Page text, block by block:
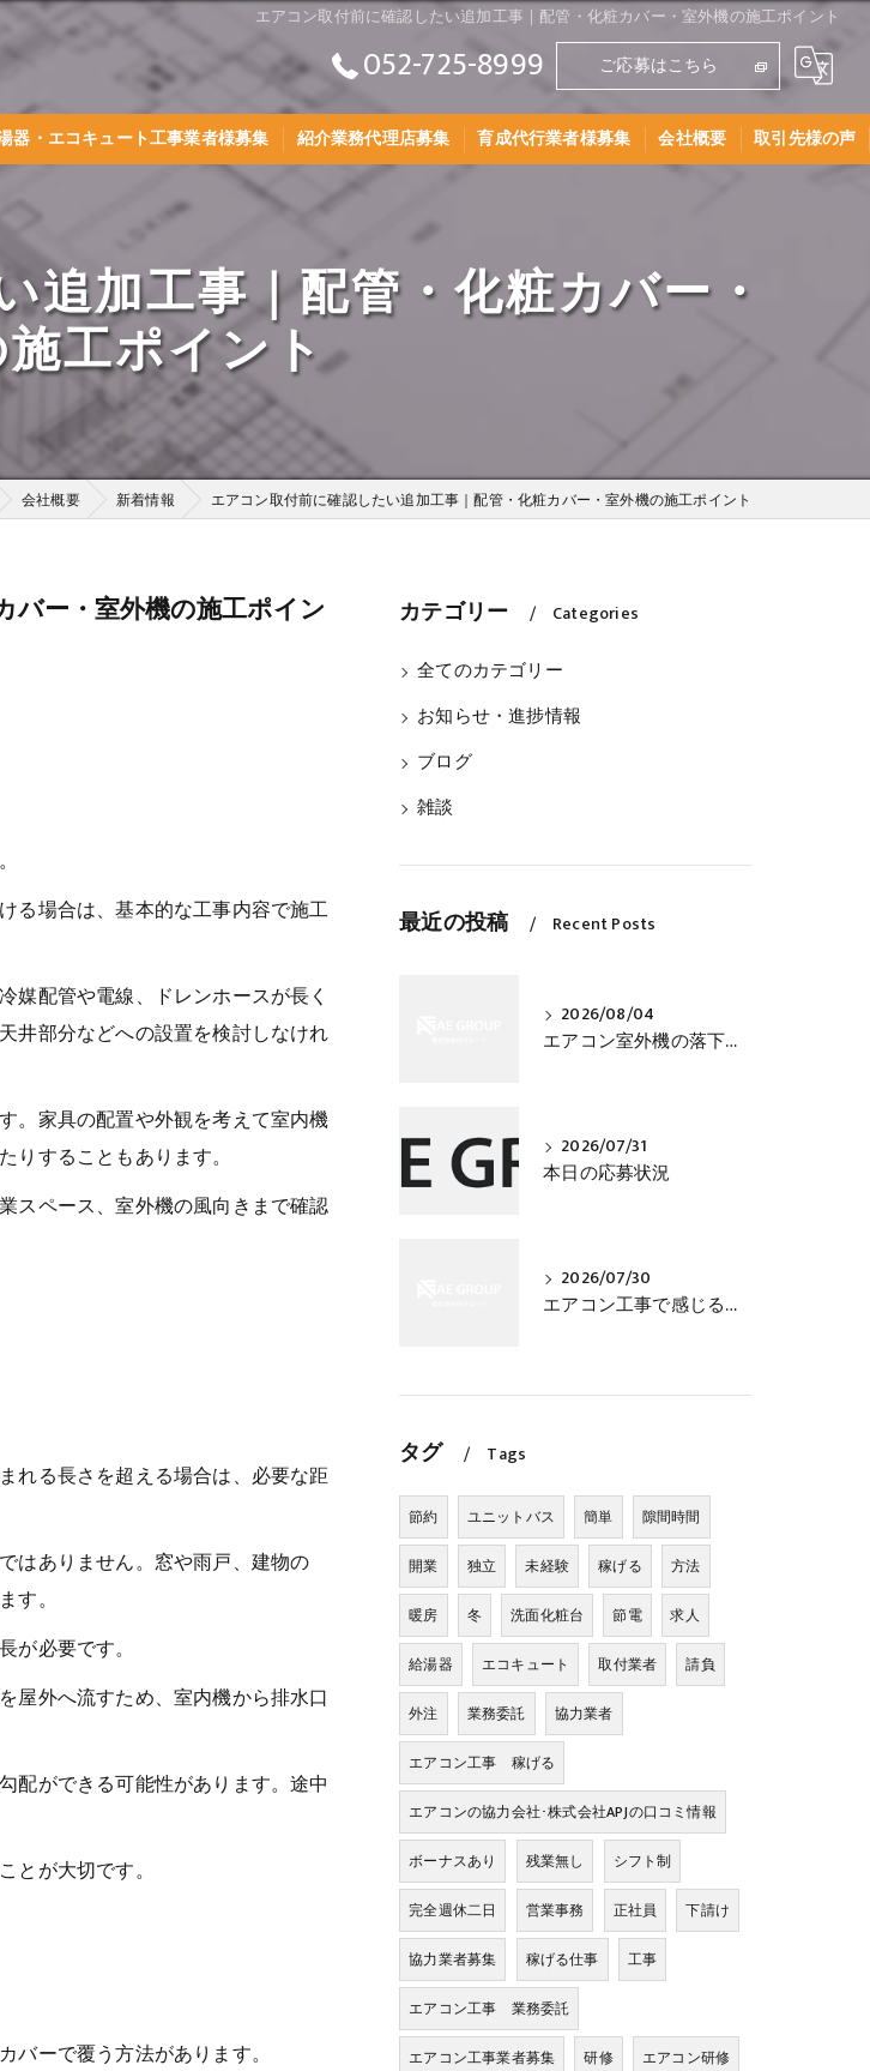
エアコン取付前に確認したい追加工事｜配管・化粧カバー・室外機の施工ポイント
052-725-8999 ご応募はこちら
器・エコキュート工事業者様募集 紹介業務代理店募集 育成代行業者様募集 会社概要 取引先様の声
追加工事｜配管・化粧カバー・
工ポイント
会社概要 新着情報 エアコン取付前に確認したい追加工事｜配管・化粧カバー・室外機の施工ポイント
バー・室外機の施工ポイン
る場合は、基本的な工事内容で施工
媒配管や電線、ドレンホースが長く
井部分などへの設置を検討しなけれ
。家具の配置や外観を考えて室内機
することもあります。
スペース、室外機の風向きまで確認
れる長さを超える場合は、必要な距
はありません。窓や雨戸、建物の
す。
必要です。
屋外へ流すため、室内機から排水口
配ができる可能性があります。途中
が大切です。
ーで覆う方法があります。
カテゴリー Categories
全てのカテゴリー
お知らせ・進捗情報
ブログ
雑談
最近の投稿 Recent Posts
2026/08/04
エアコン室外機の落下事故を防ぐ設置と固定の確認方法
2026/07/31
本日の応募状況
2026/07/30
エアコン工事で感じる仕事の手応え｜任される現場が増えるほど技術者として成長できる
タグ Tags
節約 ユニットバス 簡単 隙間時間
開業 独立 未経験 稼げる 方法
暖房 冬 洗面化粧台 節電 求人
給湯器 エコキュート 取付業者 請負
外注 業務委託 協力業者
エアコン工事 稼げる
エアコンの協力会社･株式会社APJの口コミ情報
ボーナスあり 残業無し シフト制
完全週休二日 営業事務 正社員 下請け
協力業者募集 稼げる仕事 工事
エアコン工事 業務委託
エアコン工事業者募集 研修 エアコン研修